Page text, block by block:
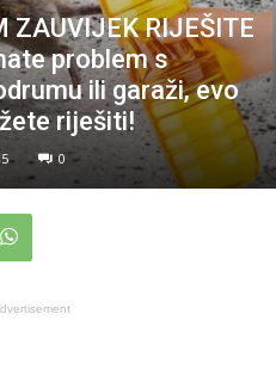
ZAUVIJEK RIJEŠITE
problem s
ili garaži, evo
riješiti!
0